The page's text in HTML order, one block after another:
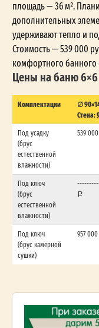
площадь — 36 м².
дополнительных
удерживают тепло и
Стоимость — 539 000
комфортного банного
Цены на баню
Комплектации
∅
Стена:
Под усадку
(брус
естественной
влажности)
539 000
Под ключ
(брус
естественной
влажности)
Под ключ
(брус камерной
сушки)
957 000